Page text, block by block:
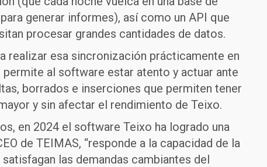
generar informes), así como un API que
procesar grandes cantidades de datos.
realizar esa sincronización prácticamente en
al software estar atento y actuar ante
borrados e inserciones que permiten tener
y sin afectar el rendimiento de Teixo.
en 2024 el software Teixo ha logrado una
de TEIMAS, “responde a la capacidad de la
las demandas cambiantes del